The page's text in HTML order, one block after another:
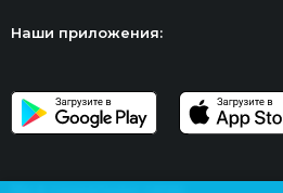
Наши приложения: